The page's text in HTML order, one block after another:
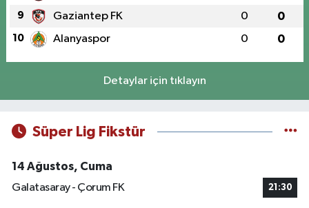
9 Gaziantep FK 0 0
10 Alanyaspor 0 0
Detaylar için tıklayın
Süper Lig Fikstür
14 Ağustos, Cuma
Galatasaray - Çorum FK
21:30